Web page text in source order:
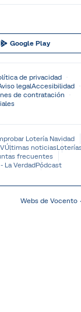
Google Play
de privacidad
legalAccesibilidad
de contratación
Lotería Navidad
Últimas noticias
frecuentes
La VerdadPódcast
Webs de Vocento